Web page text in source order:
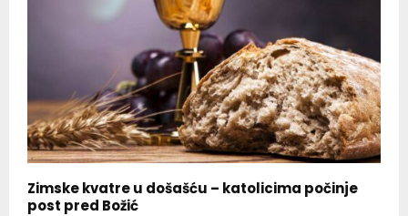
Zimske kvatre u došašću – katolicima počinje
post pred Božić